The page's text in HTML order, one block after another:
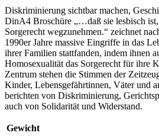
Diskriminierung sichtbar machen,
DinA4 Broschüre „…daß sie lesbisch
Sorgerecht wegzunehmen.“ zeichnet
1990er Jahre massive Eingriffe in das
ihrer Familien stattfanden, indem ihnen
Homosexualität das Sorgerecht für ihre
Zentrum stehen die Stimmen der
Kinder, Lebensgefährtinnen, Väter und
berichten von Diskriminierung,
auch von Solidarität und Widerstand.
Gewicht